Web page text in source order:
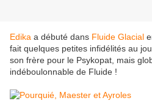
Edika a débuté dans Fluide Glacial
fait quelques petites infidélités au
son frère pour le Psykopat, mais
indéboulonnable de Fluide !